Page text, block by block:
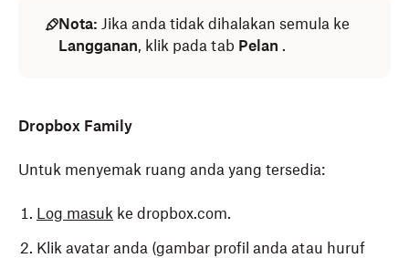
Nota: Jika anda tidak dihalakan semula ke
Langganan, klik pada tab Pelan .
Dropbox Family
Untuk menyemak ruang anda yang tersedia:
Log masuk ke dropbox.com.
Klik avatar anda (gambar profil anda atau huruf